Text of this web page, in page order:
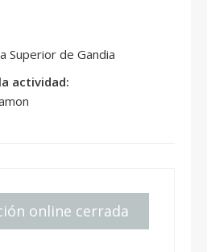
Superior de Gandia
actividad:
online cerrada